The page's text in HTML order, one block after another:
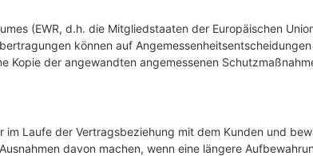
(EWR, d.h. die Mitgliedstaaten der Europäischen
können auf
Kopie der angewandten angemessenen
Laufe der Vertragsbeziehung mit dem Kunden und
davon machen, wenn eine längere